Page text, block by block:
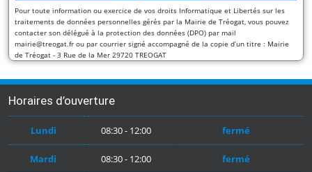
Pour toute information ou exercice de vos droits Informatique et Libertés sur les
traitements de données personnelles gérés par la Mairie de Tréogat, vous pouvez
contacter son délégué à la protection des données (DPO) par mail
mairie@treogat.fr ou par courrier signé accompagné de la copie d’un titre : Mairie
de Tréogat - 3 Rue de la Mer 29720 TREOGAT
Horaires d’ouverture
Lundi 08:30 - 12:00 fermé
Mardi 08:30 - 12:00 fermé